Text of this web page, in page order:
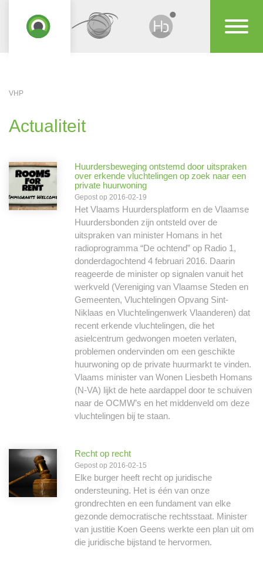
VHP
Actualiteit
Huurdersbeweging ontstemd door uitspraken
over erkende vluchtelingen op zoek naar een
private huurwoning
Gepost op 2016-02-19
Het Vlaams Huurdersplatform en de Vlaamse
Huurdersbonden zijn ontsteld over de
uitspraken van minister Homans in het
radioprogramma “De ochtend” op Radio 1,
donderdagochtend 4 februari 2016. Daarin
reageerde de minister op signalen vanuit het
werkveld (Vereniging van Vlaamse Steden en
Gemeenten, Vluchtelingen Opvang Sint-
Niklaas en Vluchtelingenwerk Vlaanderen) dat
recent erkende vluchtelingen, die het
asielcentrum gedwongen moeten verlaten,
problemen ondervinden om een geschikte
huurwoning op de private huurmarkt te vinden.
Vlaams minister van Wonen Liesbeth Homans
(N-VA) lijkt de hete aardappel door te schuiven
naar de OCMW’s en het middenveld om deze
vluchtelingen bij te staan.
Recht op recht
Gepost op 2016-02-15
Elke burger heeft recht op juridische
ondersteuning. Het is één van onze
grondrechten en een fundament van elke
gezonde democratische rechtsstaat. Minister
van justitie Koen Geens werkte een plan uit om
die juridische bijstand te hervormen.